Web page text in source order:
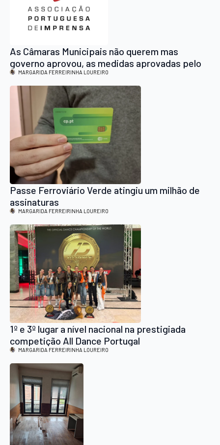
As Câmaras Municipais não querem mas
governo aprovou, as medidas aprovadas pelo
executivo camarário terão que ser publicadas
nos órgãos de informação local e regional
MARGARIDA FERREIRINHA LOUREIRO
Passe Ferroviário Verde atingiu um milhão de
assinaturas
MARGARIDA FERREIRINHA LOUREIRO
1º e 3º lugar a nível nacional na prestigiada
competição All Dance Portugal
MARGARIDA FERREIRINHA LOUREIRO